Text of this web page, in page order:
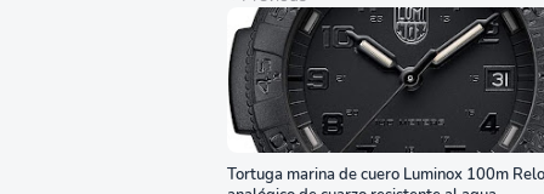
Tortuga marina de cuero Luminox 100m